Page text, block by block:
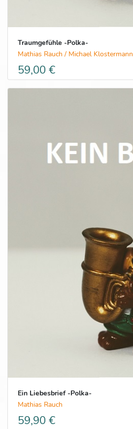
Traumgefühle -Polka-
Mathias Rauch / Michael Klostermann
59,00 €
Ein Liebesbrief -Polka-
Mathias Rauch
59,90 €